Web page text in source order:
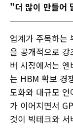
"더 많이 만들어
업계가 주목하는
을 공개적으로
버 시장에서는
는 HBM 확보 경
도화와 대규모
가 이어지면서
것이 빅테크와